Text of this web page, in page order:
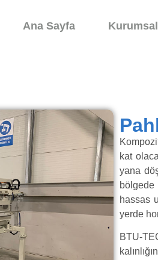
Ana Sayfa Kurumsal
kat
yana
hassas
yerde
BTU-